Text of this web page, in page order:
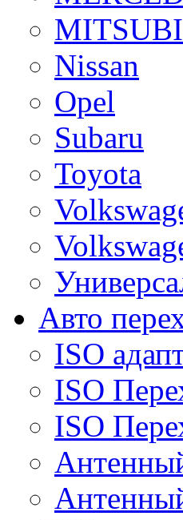
Nissan
Opel
Subaru
Toyota
Авто
ISO
ISO
ISO